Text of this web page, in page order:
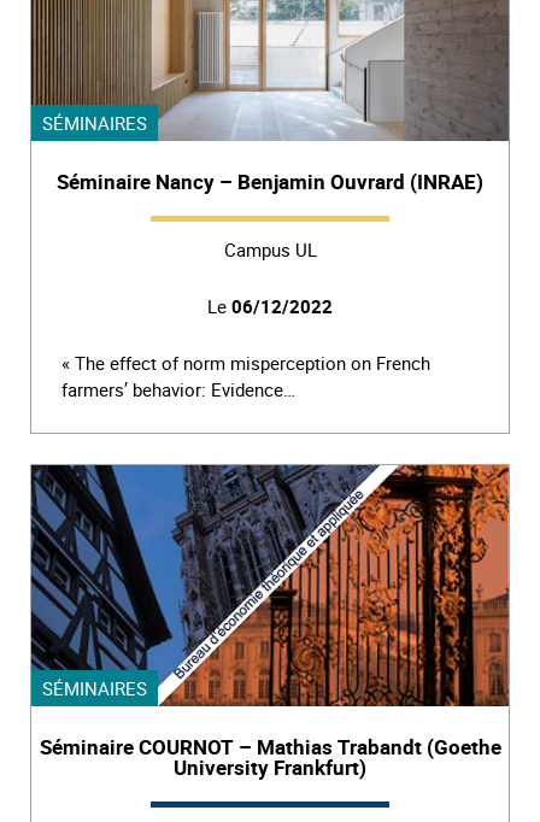
SÉMINAIRES
Séminaire Nancy – Benjamin Ouvrard (INRAE)
Campus UL
Le 06/12/2022
« The effect of norm misperception on French
farmers’ behavior: Evidence…
SÉMINAIRES
Séminaire COURNOT – Mathias Trabandt (Goethe
University Frankfurt)